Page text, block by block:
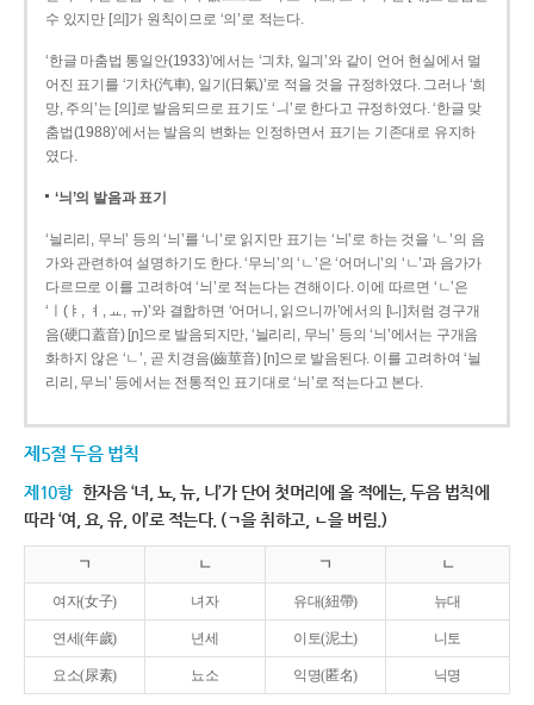
수 있지만 [의]가 원칙이므로 ‘의’로 적는다.
‘한글 마춤법 통일안(1933)’에서는 ‘긔챠, 일긔’와 같이 언어 현실에서 멀
어진 표기를 ‘기차(汽車), 일기(日氣)’로 적을 것을 규정하였다. 그러나 ‘희
망, 주의’는 [의]로 발음되므로 표기도 ‘ㅢ’로 한다고 규정하였다. ‘한글 맞
춤법(1988)’에서는 발음의 변화는 인정하면서 표기는 기존대로 유지하
였다.
‘늬’의 발음과 표기
‘늴리리, 무늬’ 등의 ‘늬’를 ‘니’로 읽지만 표기는 ‘늬’로 하는 것을 ‘ㄴ’의 음
가와 관련하여 설명하기도 한다. ‘무늬’의 ‘ㄴ’은 ‘어머니’의 ‘ㄴ’과 음가가
다르므로 이를 고려하여 ‘늬’로 적는다는 견해이다. 이에 따르면 ‘ㄴ’은
‘ㅣ(ㅑ, ㅕ, ㅛ, ㅠ)’와 결합하면 ‘어머니, 읽으니까’에서의 [니]처럼 경구개
음(硬口蓋音) [ɲ]으로 발음되지만, ‘늴리리, 무늬’ 등의 ‘늬’에서는 구개음
화하지 않은 ‘ㄴ’, 곧 치경음(齒莖音) [n]으로 발음된다. 이를 고려하여 ‘늴
리리, 무늬’ 등에서는 전통적인 표기대로 ‘늬’로 적는다고 본다.
제5절 두음 법칙
제10항 한자음 ‘녀, 뇨, 뉴, 니’가 단어 첫머리에 올 적에는, 두음 법칙에
따라 ‘여, 요, 유, 이’로 적는다. (ㄱ을 취하고, ㄴ을 버림.)
ㄱ ㄴ ㄱ ㄴ
여자(女子) 녀자 유대(紐帶) 뉴대
연세(年歲) 년세 이토(泥土) 니토
요소(尿素) 뇨소 익명(匿名) 닉명